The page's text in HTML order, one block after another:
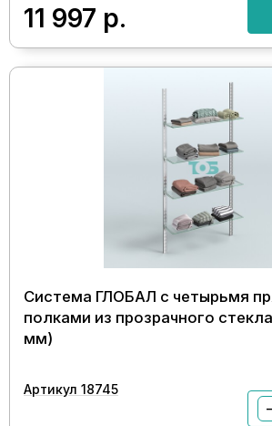
11 997 р.
Система ГЛОБАЛ с четырьмя
полками из прозрачного
мм)
Артикул 18745